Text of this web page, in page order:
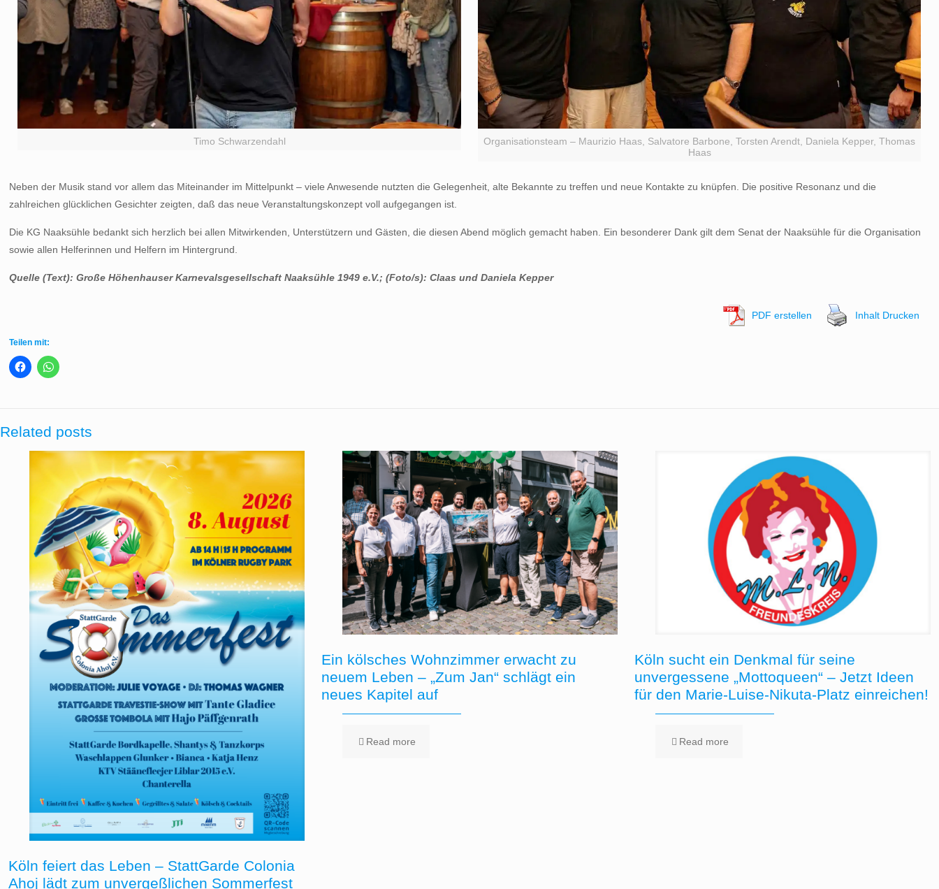
Timo Schwarzendahl
Organisationsteam – Maurizio Haas, Salvatore Barbone, Torsten Arendt, Daniela Kepper, Thomas
Haas
Neben der Musik stand vor allem das Miteinander im Mittelpunkt – viele Anwesende nutzten die Gelegenheit, alte Bekannte zu treffen und neue Kontakte zu knüpfen. Die positive Resonanz und die
zahlreichen glücklichen Gesichter zeigten, daß das neue Veranstaltungskonzept voll aufgegangen ist.
Die KG Naaksühle bedankt sich herzlich bei allen Mitwirkenden, Unterstützern und Gästen, die diesen Abend möglich gemacht haben. Ein besonderer Dank gilt dem Senat der Naaksühle für die Organisation
sowie allen Helferinnen und Helfern im Hintergrund.
Quelle (Text): Große Höhenhauser Karnevalsgesellschaft Naaksühle 1949 e.V.; (Foto/s): Claas und Daniela Kepper
PDF erstellen Inhalt Drucken
Teilen mit:
Related posts
Köln feiert das Leben – StattGarde Colonia
Ahoj lädt zum unvergeßlichen Sommerfest
Ein kölsches Wohnzimmer erwacht zu
neuem Leben – „Zum Jan“ schlägt ein
neues Kapitel auf
Read more
Köln sucht ein Denkmal für seine
unvergessene „Mottoqueen“ – Jetzt Ideen
für den Marie-Luise-Nikuta-Platz einreichen!
Read more